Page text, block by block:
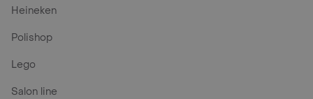
Heineken
Polishop
Lego
Salon line